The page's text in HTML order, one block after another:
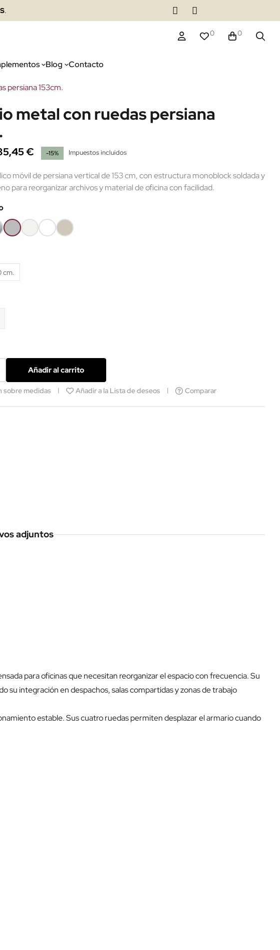
.
0 0
Blog Contacto
persiana 153cm.
metal con ruedas persiana
€ -15% Impuestos incluidos
móvil de persiana vertical de 153 cm, con estructura monoblock soldada y
para reorganizar archivos y material de oficina con facilidad.
Gris
RAL7035
Blanco
RAL9010
Súper
blanco
Arena
cm.
Añadir al carrito
sobre medidas Añadir a la Lista de deseos Comparar
adjuntos
para oficinas que necesitan reorganizar el espacio con frecuencia. Su
su integración en despachos, salas compartidas y zonas de trabajo
estable. Sus cuatro ruedas permiten desplazar el armario cuando